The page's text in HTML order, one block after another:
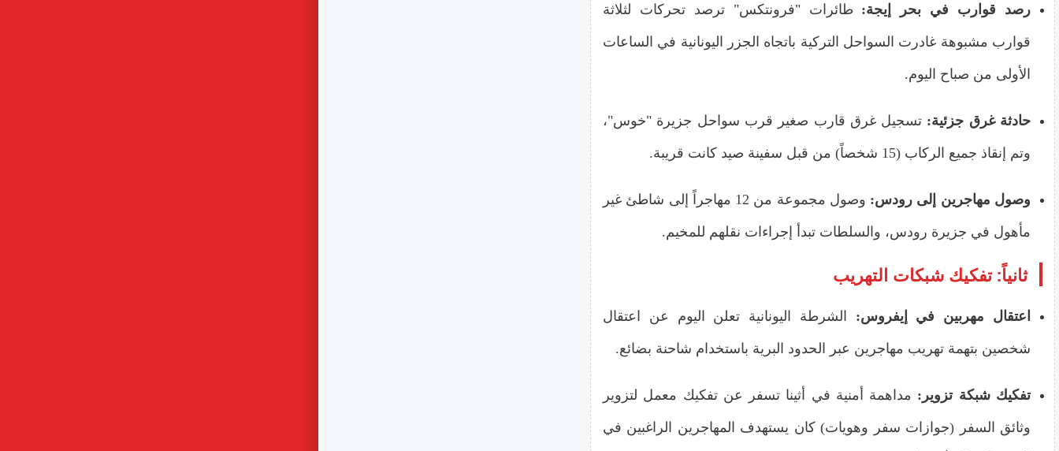
رصد قوارب في بحر إيجة: طائرات "فرونتكس" ترصد تحركات لثلاثة
قوارب مشبوهة غادرت السواحل التركية باتجاه الجزر اليونانية في الساعات
الأولى من صباح اليوم.
حادثة غرق جزئية: تسجيل غرق قارب صغير قرب سواحل جزيرة "خوس"،
وتم إنقاذ جميع الركاب (15 شخصاً) من قبل سفينة صيد كانت قريبة.
وصول مهاجرين إلى رودس: وصول مجموعة من 12 مهاجراً إلى شاطئ غير
مأهول في جزيرة رودس، والسلطات تبدأ إجراءات نقلهم للمخيم.
ثانياً: تفكيك شبكات التهريب
اعتقال مهربين في إيفروس: الشرطة اليونانية تعلن اليوم عن اعتقال
شخصين بتهمة تهريب مهاجرين عبر الحدود البرية باستخدام شاحنة بضائع.
تفكيك شبكة تزوير: مداهمة أمنية في أثينا تسفر عن تفكيك معمل لتزوير
وثائق السفر (جوازات سفر وهويات) كان يستهدف المهاجرين الراغبين في